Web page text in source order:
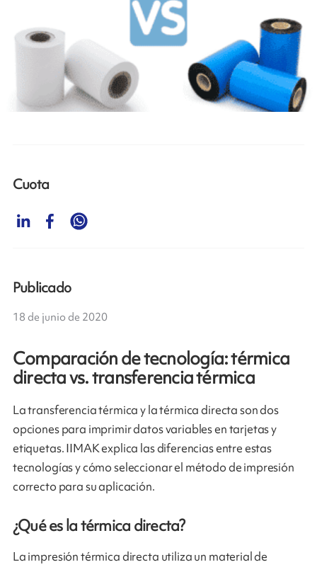
Comparación de tecnología: térmica
directa vs. transferencia térmica
La transferencia térmica y la térmica directa son dos
opciones para imprimir datos variables en tarjetas y
etiquetas. IIMAK explica las diferencias entre estas
tecnologías y cómo seleccionar el método de impresión
correcto para su aplicación.
¿Qué es la térmica directa?
La impresión térmica directa utiliza un material de
Cuota
Publicado
18 de junio de 2020